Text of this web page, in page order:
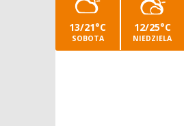
13/21°C
SOBOTA
12/25°C
NIEDZIELA